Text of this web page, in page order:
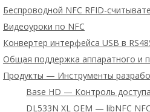
Беспроводной NFC RFID-
Видеоуроки по NFC
Конвертер интерфейса USB в
Общая поддержка аппаратного и
Продукты — Инструменты
Base HD — Контроль
DL533N XL OEM — libNFC